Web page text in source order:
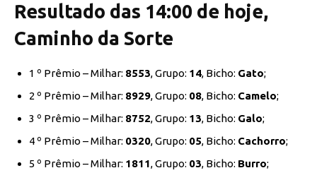
Resultado das 14:00 de hoje,
Caminho da Sorte
1 º Prêmio – Milhar: 8553, Grupo: 14, Bicho: Gato;
2 º Prêmio – Milhar: 8929, Grupo: 08, Bicho: Camelo;
3 º Prêmio – Milhar: 8752, Grupo: 13, Bicho: Galo;
4 º Prêmio – Milhar: 0320, Grupo: 05, Bicho: Cachorro;
5 º Prêmio – Milhar: 1811, Grupo: 03, Bicho: Burro;